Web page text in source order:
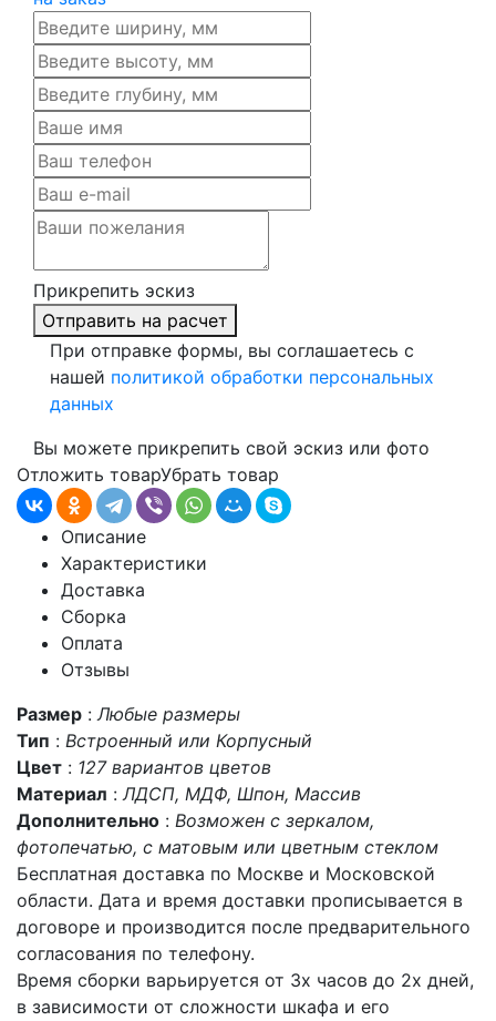
Прикрепить эскиз
Отправить на расчет
При отправке формы, вы соглашаетесь с
нашей политикой обработки персональных
данных
Вы можете прикрепить свой эскиз или фото
Отложить товарУбрать товар
Описание
Характеристики
Доставка
Сборка
Оплата
Отзывы
Размер :Любые размеры
Тип : Встроенный или Корпусный
Цвет : 127 вариантов цветов
Материал :ЛДСП, МДФ, Шпон, Массив
Дополнительно : Возможен с зеркалом,
фотопечатью, с матовым или цветным стеклом
Бесплатная доставка по Москве и Московской
области. Дата и время доставки прописывается в
договоре и производится после предварительного
согласования по телефону.
Время сборки варьируется от 3х часов до 2х дней,
в зависимости от сложности шкафа и его